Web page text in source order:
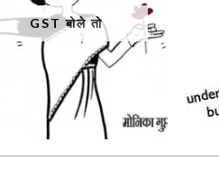
GST बोले तो